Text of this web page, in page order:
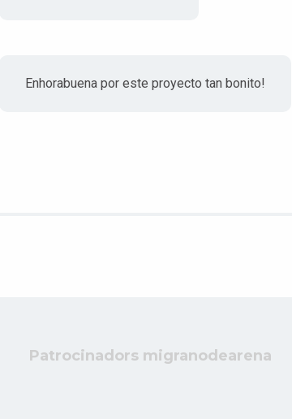
Enhorabuena por este proyecto tan bonito!
Patrocinadors migranodearena